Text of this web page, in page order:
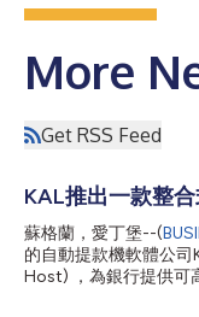
More
Get RSS Feed
KAL推出一款整
蘇格蘭，愛丁堡--(
的自動提款機軟體公
Host) ，為銀行提供可